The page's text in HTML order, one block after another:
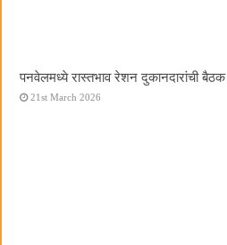
पनवेलमध्ये रास्तभाव रेशन दुकानदारांची बैठक
21st March 2026